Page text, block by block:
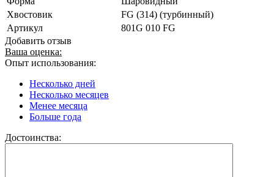
Хвостовик
FG (314) (турбинный)
Артикул
801G 010 FG
Добавить отзыв
Ваша оценка:
Опыт использования:
Несколько дней
Несколько месяцев
Менее месяца
Больше года
Достоинства: